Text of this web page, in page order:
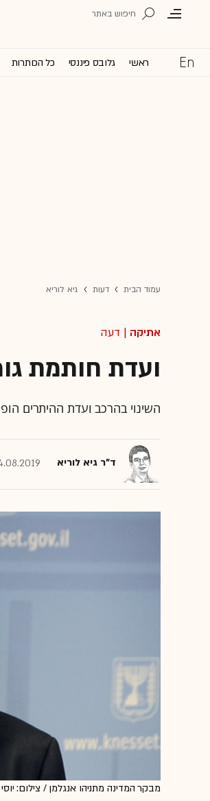
ראשי גלובס פיננסי כל הכותרות
עמוד הבית דעות גיא לוריא
אתיקה | דעה
ועדת חותמת
השינוי בהרכב ועדת ההיתרים
ד"ר גיא לוריא
מבקר המדינה מתניהו אנגלמן / צילום: